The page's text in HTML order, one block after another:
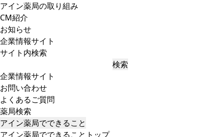
アイン薬局の取り組み
CM紹介
お知らせ
企業情報サイト
サイト内検索
検索
企業情報サイト
お問い合わせ
よくあるご質問
薬局検索
アイン薬局でできること
アイン薬局でできることトップ